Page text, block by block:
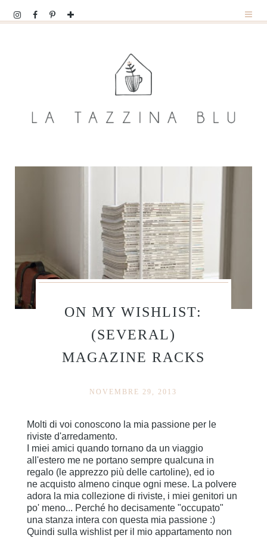
ON MY WISHLIST:
(SEVERAL)
MAGAZINE RACKS
NOVEMBRE 29, 2013
Molti di voi conoscono la mia passione per le
riviste d'arredamento.
I miei amici quando tornano da un viaggio
all'estero me ne portano sempre qualcuna in
regalo (le apprezzo più delle cartoline), ed io
ne acquisto almeno cinque ogni mese. La polvere
adora la mia collezione di riviste, i miei genitori un
po' meno... Perché ho decisamente "occupato"
una stanza intera con questa mia passione :)
Quindi sulla wishlist per il mio appartamento non